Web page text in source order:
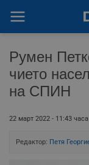
Румен
чието
на СПИН
22 март 2022 - 11:43 часа
Редактор: Петя